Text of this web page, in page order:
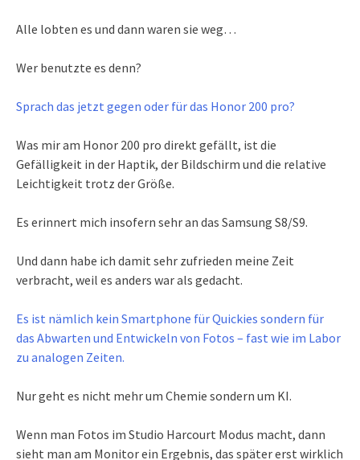
Alle lobten es und dann waren sie weg…
Wer benutzte es denn?
Sprach das jetzt gegen oder für das Honor 200 pro?
Was mir am Honor 200 pro direkt gefällt, ist die
Gefälligkeit in der Haptik, der Bildschirm und die relative
Leichtigkeit trotz der Größe.
Es erinnert mich insofern sehr an das Samsung S8/S9.
Und dann habe ich damit sehr zufrieden meine Zeit
verbracht, weil es anders war als gedacht.
Es ist nämlich kein Smartphone für Quickies sondern für
das Abwarten und Entwickeln von Fotos – fast wie im Labor
zu analogen Zeiten.
Nur geht es nicht mehr um Chemie sondern um KI.
Wenn man Fotos im Studio Harcourt Modus macht, dann
sieht man am Monitor ein Ergebnis, das später erst wirklich